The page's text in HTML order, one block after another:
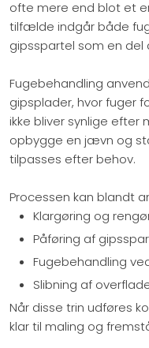
ofte mere end blot et
tilfælde indgår både
gipsspartel som en del
Fugebehandling
gipsplader, hvor fuger
ikke bliver synlige efter
opbygge en jævn og
tilpasses efter behov.
Processen kan blandt
​Klargøring og
​Påføring af
​Fugebehandling
​Slibning af
Når disse trin udføres
klar til maling og